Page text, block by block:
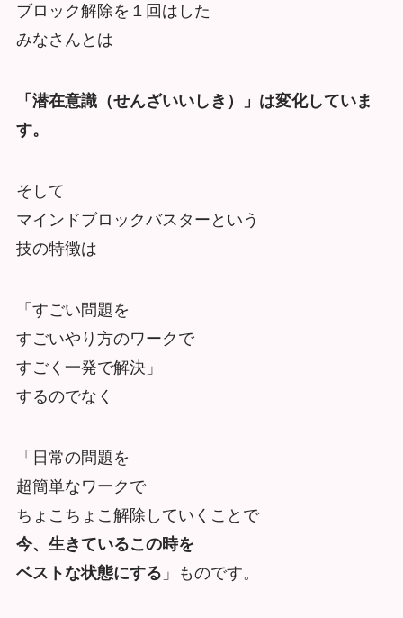
ブロック解除を１回はした
みなさんとは
「潜在意識（せんざいいしき）」は変化していま
す。
そして
マインドブロックバスターという
技の特徴は
「すごい問題を
すごいやり方のワークで
すごく一発で解決」
するのでなく
「日常の問題を
超簡単なワークで
ちょこちょこ解除していくことで
今、生きているこの時を
ベストな状態にする 」ものです。